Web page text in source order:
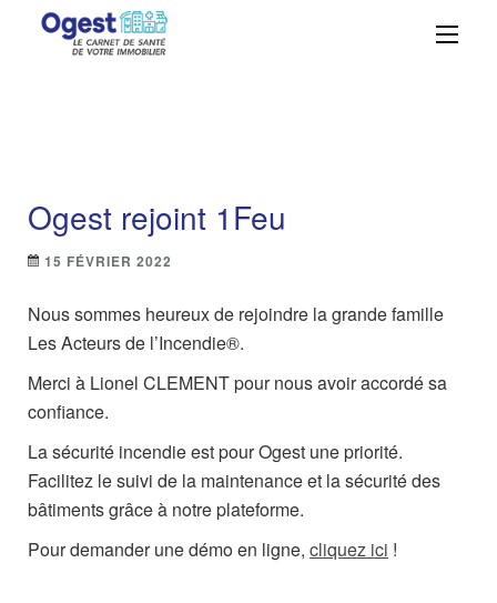
Ogest – La solution
Centralisez, suivez et maîtrisez vos
Ogest rejoint 1Feu
15 FÉVRIER 2022
Nous sommes heureux de rejoindre la grande famille
Les Acteurs de l’Incendie®.
Merci à Lionel CLEMENT pour nous avoir accordé sa
confiance.
La sécurité incendie est pour Ogest une priorité.
Facilitez le suivi de la maintenance et la sécurité des
bâtiments grâce à notre plateforme.
Pour demander une démo en ligne, cliquez ici !